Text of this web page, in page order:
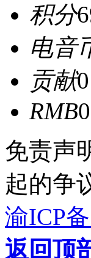
积分
电音
贡献0
RMB0
免责声
起的争
渝ICP
返回顶